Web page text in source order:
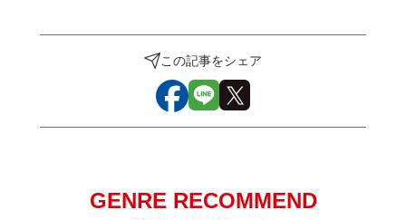
この記事をシェア
GENRE RECOMMEND